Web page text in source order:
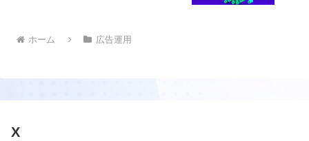
ホーム 広告運用
X